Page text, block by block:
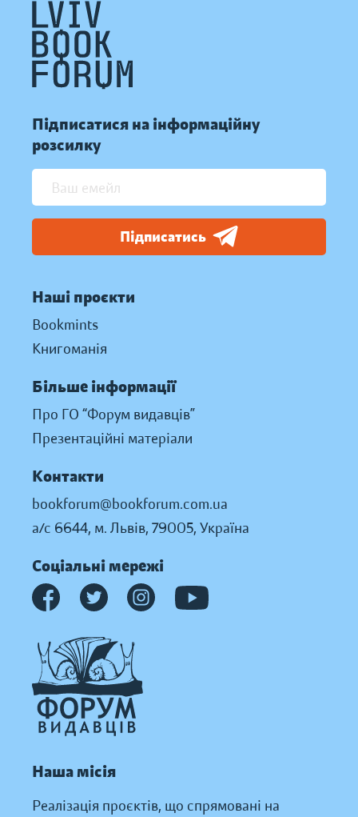
Підписатися на інформаційну
розсилку
Підписатись
Наші проєкти
Bookmints
Книгоманія
Більше інформації
Про ГО “Форум видавців”
Презентаційні матеріали
Контакти
bookforum@bookforum.com.ua
а/с 6644, м. Львів, 79005, Україна
Соціальні мережі
Наша місія
Реалізація проєктів, що спрямовані на